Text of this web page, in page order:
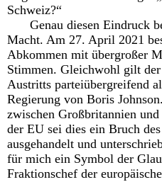
Schweiz?“
Genau diesen Eindruck
Macht. Am 27. April 2021
Abkommen mit übergroßer
Stimmen. Gleichwohl gilt
Austritts parteiübergreifend
Regierung von Boris
zwischen Großbritannien
der EU sei dies ein Bruch
ausgehandelt und
für mich ein Symbol der
Fraktionschef der